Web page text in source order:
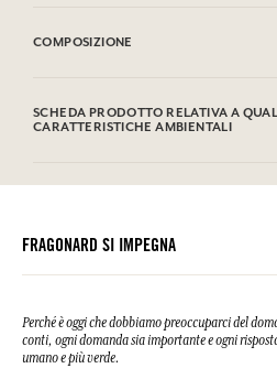
COMPOSIZIONE
Distearate, Parfum (Fragrance), Decyl
Palmitic Acid, Stearic Acid, Oryza Sativa
Hexyl Cinnamal, Linalyl Acetate,
l'imballaggio del prodotto acquistato.
SCHEDA PRODOTTO RELATIVA A
CARATTERISTICHE AMBIENTALI
Si prega di consultare le qualità o le
FRAGONARD SI IMPEGNA
Perché è oggi che dobbiamo preoccuparci del
conti, ogni domanda sia importante e ogni
umano e più verde.